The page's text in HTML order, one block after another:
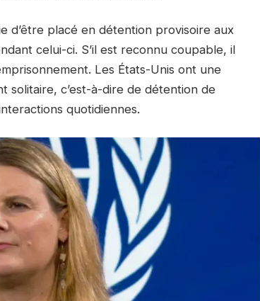
d’être placé en détention provisoire aux
celui-ci. S’il est reconnu coupable, il
Les États-Unis ont une
solitaire, c’est-à-dire de détention de
quotidiennes.